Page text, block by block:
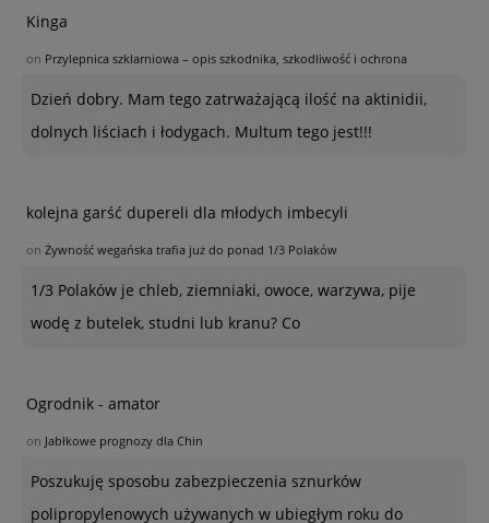
Kinga
on Przylepnica szklarniowa – opis szkodnika, szkodliwość i ochrona
Dzień dobry. Mam tego zatrważającą ilość na aktinidii,
dolnych liściach i łodygach. Multum tego jest!!!
kolejna garść dupereli dla młodych imbecyli
on Żywność wegańska trafia już do ponad 1/3 Polaków
1/3 Polaków je chleb, ziemniaki, owoce, warzywa, pije
wodę z butelek, studni lub kranu? Co
Ogrodnik - amator
on Jabłkowe prognozy dla Chin
Poszukuję sposobu zabezpieczenia sznurków
polipropylenowych używanych w ubiegłym roku do